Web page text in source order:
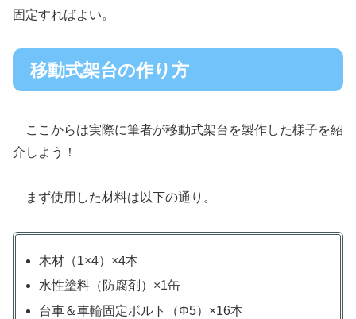
固定すればよい。
移動式架台の作り方
ここからは実際に筆者が移動式架台を製作した様子を紹
介しよう！
まず使用した材料は以下の通り。
木材（1×4）×4本
水性塗料（防腐剤）×1缶
台車＆車輪固定ボルト（Φ5）×16本